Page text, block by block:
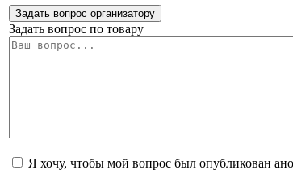
Задать вопрос организатору
Задать вопрос по товару
Я хочу, чтобы мой вопрос был опубликован